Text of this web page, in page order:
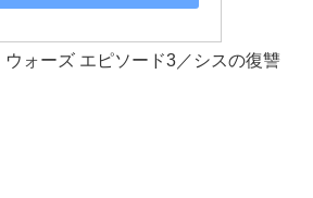
ォーズ エピソード3／シスの復讐